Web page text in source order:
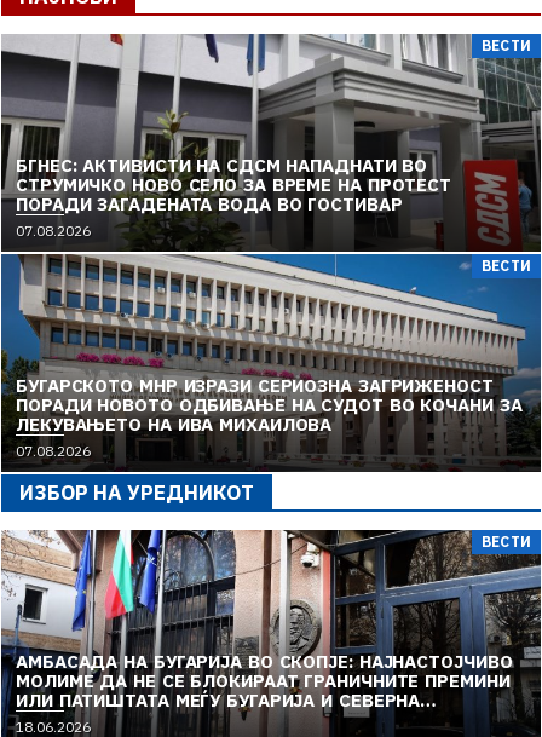
ВЕСТИ
БГНЕС: AКТИВИСТИ НА СДСМ НАПАДНАТИ ВО
СТРУМИЧКО НОВО СЕЛО ЗА ВРЕМЕ НА ПРОТЕСТ
ПОРАДИ ЗАГАДЕНАТА ВОДА ВО ГОСТИВАР
07.08.2026
ВЕСТИ
БУГАРСКОТО МНР ИЗРАЗИ СЕРИОЗНА ЗАГРИЖЕНОСТ
ПОРАДИ НОВОТО ОДБИВАЊЕ НА СУДОТ ВО КОЧАНИ ЗА
ЛЕКУВАЊЕТО НА ИВА МИХАИЛОВА
07.08.2026
ИЗБОР НА УРЕДНИКОТ
ВЕСТИ
АМБАСАДА НА БУГАРИЈА ВО СКОПЈЕ: НАЈНАСТОЈЧИВО
МОЛИМЕ ДА НЕ СЕ БЛОКИРААТ ГРАНИЧНИТЕ ПРЕМИНИ
ИЛИ ПАТИШТАТА МЕЃУ БУГАРИЈА И СЕВЕРНА
МАКЕДОНИЈА
18.06.2026